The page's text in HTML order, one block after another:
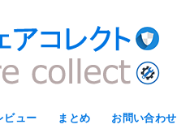
ビュー まとめ お問い合わせ